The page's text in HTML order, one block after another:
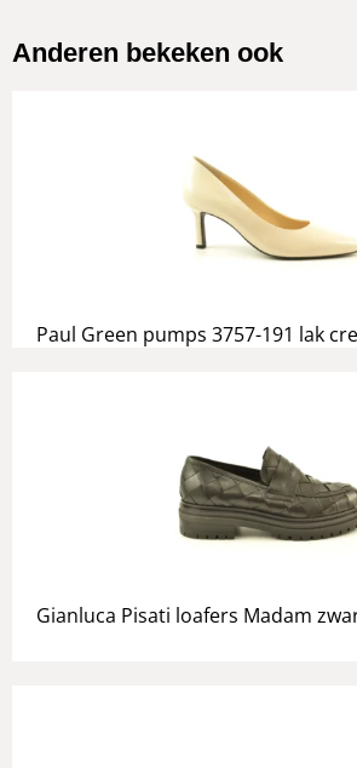
Anderen bekeken ook
Paul Green pumps 3757-191 lak
Gianluca Pisati loafers Madam